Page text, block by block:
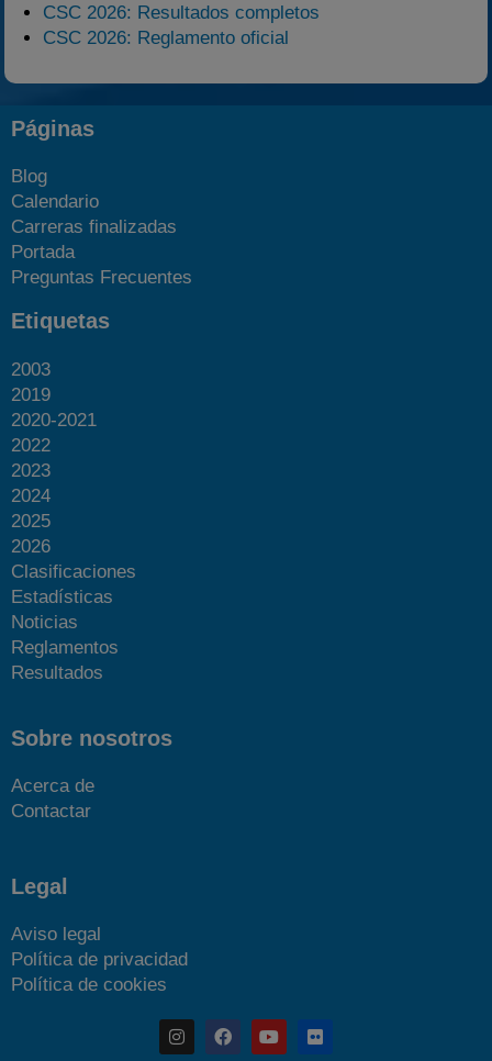
CSC 2026: Resultados completos
CSC 2026: Reglamento oficial
Páginas
Blog
Calendario
Carreras finalizadas
Portada
Preguntas Frecuentes
Etiquetas
2003
2019
2020-2021
2022
2023
2024
2025
2026
Clasificaciones
Estadísticas
Noticias
Reglamentos
Resultados
Sobre nosotros
Acerca de
Contactar
Legal
Aviso legal
Política de privacidad
Política de cookies